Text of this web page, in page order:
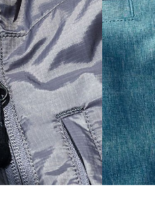
13 7/8 15 5/8